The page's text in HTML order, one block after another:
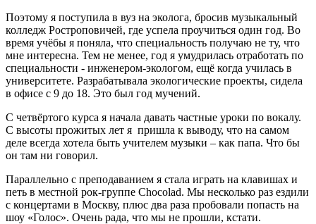
Поэтому я поступила в вуз на эколога, бросив музыкальный
колледж Ростроповичей, где успела проучиться один год. Во
время учёбы я поняла, что специальность получаю не ту, что
мне интересна. Тем не менее, год я умудрилась отработать по
специальности - инженером-экологом, ещё когда училась в
университете. Разрабатывала экологические проекты, сидела
в офисе с 9 до 18. Это был год мучений.
С четвёртого курса я начала давать частные уроки по вокалу.
С высоты прожитых лет я пришла к выводу, что на самом
деле всегда хотела быть учителем музыки – как папа. Что бы
он там ни говорил.
Параллельно с преподаванием я стала играть на клавишах и
петь в местной рок-группе Chocolad. Мы несколько раз ездили
с концертами в Москву, плюс два раза пробовали попасть на
шоу «Голос». Очень рада, что мы не прошли, кстати.